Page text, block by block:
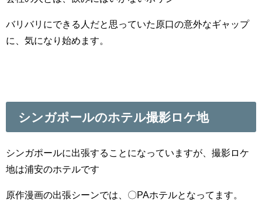
バリバリにできる人だと思っていた原口の意外なギャップ
に、気になり始めます。
シンガポールのホテル撮影ロケ地
シンガポールに出張することになっていますが、撮影ロケ
地は浦安のホテルです
原作漫画の出張シーンでは、〇PAホテルとなってます。